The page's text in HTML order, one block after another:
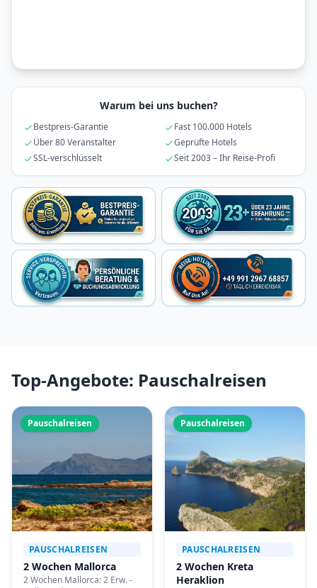
Warum bei uns buchen?
Bestpreis-Garantie
Fast 100.000 Hotels
Über 80 Veranstalter
Geprüfte Hotels
SSL-verschlüsselt
Seit 2003 – Ihr Reise-Profi
Top-Angebote: Pauschalreisen
Pauschalreisen
PAUSCHALREISEN
2 Wochen Mallorca
2 Wochen Mallorca: 2 Erw. -
Pauschalreisen
PAUSCHALREISEN
2 Wochen Kreta
Heraklion